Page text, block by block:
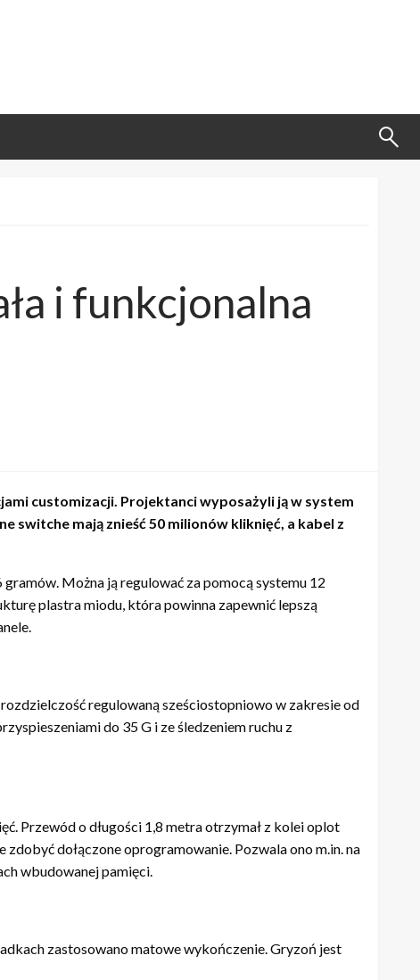
i funkcjonalna
customizacji. Projektanci wyposażyli ją w system
switche mają znieść 50 milionów kliknięć, a kabel z
Można ją regulować za pomocą systemu 12
plastra miodu, która powinna zapewnić lepszą
regulowaną sześciostopniowo w zakresie od
do 35 G i ze śledzeniem ruchu z
Przewód o długości 1,8 metra otrzymał z kolei oplot
dołączone oprogramowanie. Pozwala ono m.in. na
wbudowanej pamięci.
zastosowano matowe wykończenie. Gryzoń jest